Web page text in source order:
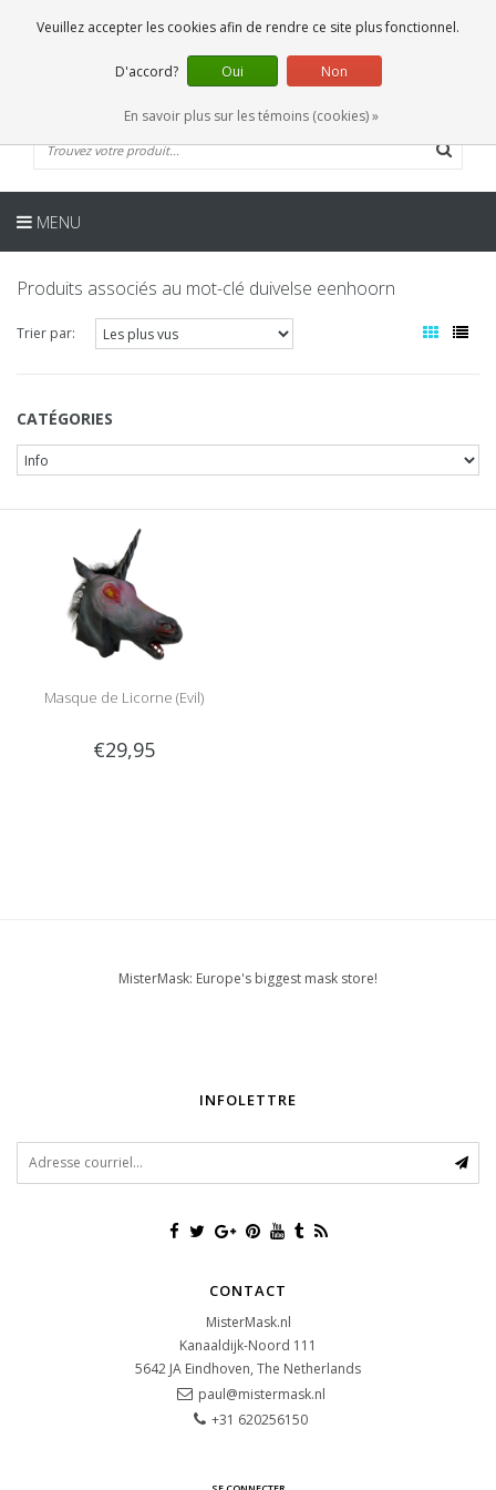
0 Articles
FR
MENU
Produits associés au mot-clé duivelse eenhoorn
Trier par:
CATÉGORIES
Masque de Licorne (Evil)
€29,95
MisterMask: Europe's biggest mask store!
INFOLETTRE
CONTACT
MisterMask.nl
Kanaaldijk-Noord 111
5642 JA Eindhoven, The Netherlands
paul@mistermask.nl
+31 620256150
Veuillez accepter les cookies afin de rendre ce site plus fonctionnel.
D'accord? Oui Non
En savoir plus sur les témoins (cookies) »